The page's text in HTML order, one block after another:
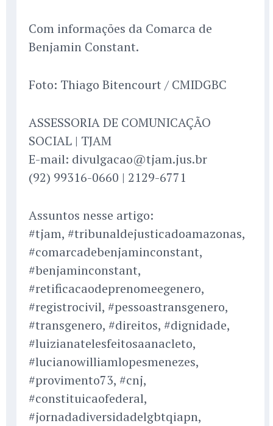
Com informações da Comarca de
Benjamin Constant.
Foto: Thiago Bitencourt / CMIDGBC
ASSESSORIA DE COMUNICAÇÃO
SOCIAL | TJAM
E-mail: divulgacao@tjam.jus.br
(92) 99316-0660 | 2129-6771
Assuntos nesse artigo:
#tjam, #tribunaldejusticadoamazonas,
#comarcadebenjaminconstant,
#benjaminconstant,
#retificacaodeprenomeegenero,
#registrocivil, #pessoastransgenero,
#transgenero, #direitos, #dignidade,
#luizianatelesfeitosaanacleto,
#lucianowilliamlopesmenezes,
#provimento73, #cnj,
#constituicaofederal,
#jornadadiversidadelgbtqiapn,